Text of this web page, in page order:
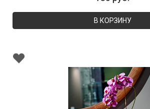
В КОРЗИНУ